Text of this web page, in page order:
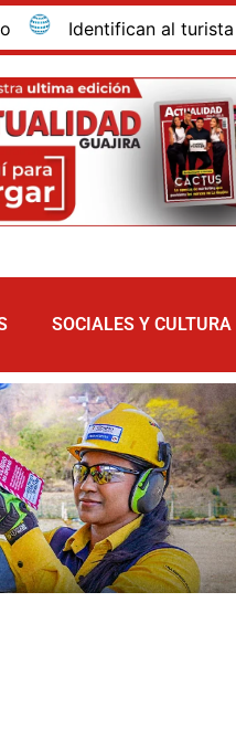
Identifican al turista
SOCIALES Y CULTURA